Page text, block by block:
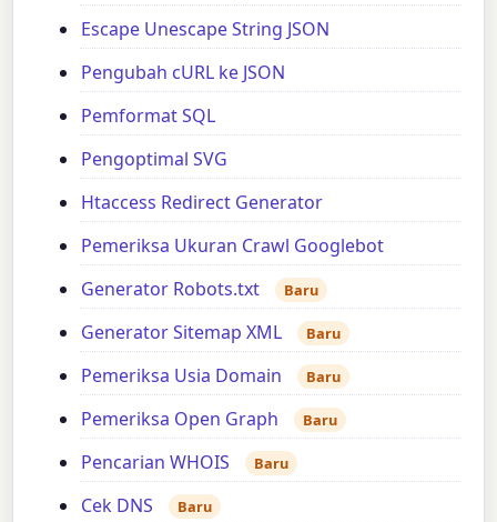
Escape Unescape String JSON
Pengubah cURL ke JSON
Pemformat SQL
Pengoptimal SVG
Htaccess Redirect Generator
Pemeriksa Ukuran Crawl Googlebot
Generator Robots.txt
Baru
Generator Sitemap XML Baru
Pemeriksa Usia Domain Baru
Pemeriksa Open Graph Baru
Pencarian WHOIS Baru
Cek DNS Baru